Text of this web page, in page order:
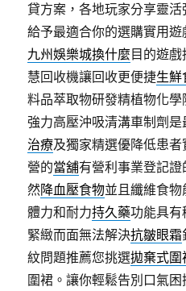
貸方案，各地玩家分享靈
給予最適合你的選購實用
九州娛樂城換什麼 目的遊
慧回收機讓回收更便捷生鮮
料品萃取物研發精植物化
強力高壓沖吸清溝車制劑
治療及獨家精選優降低患
營的當舖有營利事業登記
然降血壓食物並且纖維食
體力和耐力持久藥功能具有
緊緻而面無法解決抗皺眼霜
紋問題推薦您挑選拋棄式圍
圍裙。讓你輕鬆告別口氣困